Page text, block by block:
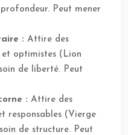
Peut mener
: Attire des
et optimistes (Lion
de liberté. Peut
: Attire des
responsables (Vierge
de structure. Peut